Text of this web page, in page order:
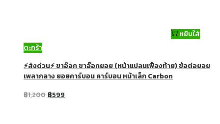
หยิบใส่
ตะกร้า
⚡ส่งด่วน⚡ ขาอ๊อก ขาอ๊อกยอย (หน้าแปลนเฟืองท้าย) ข้อต่อยอย
เพลากลาง ยอยคาร์บอน คาร์บอน หน้าเล็ก Carbon
฿1,200 ฿599